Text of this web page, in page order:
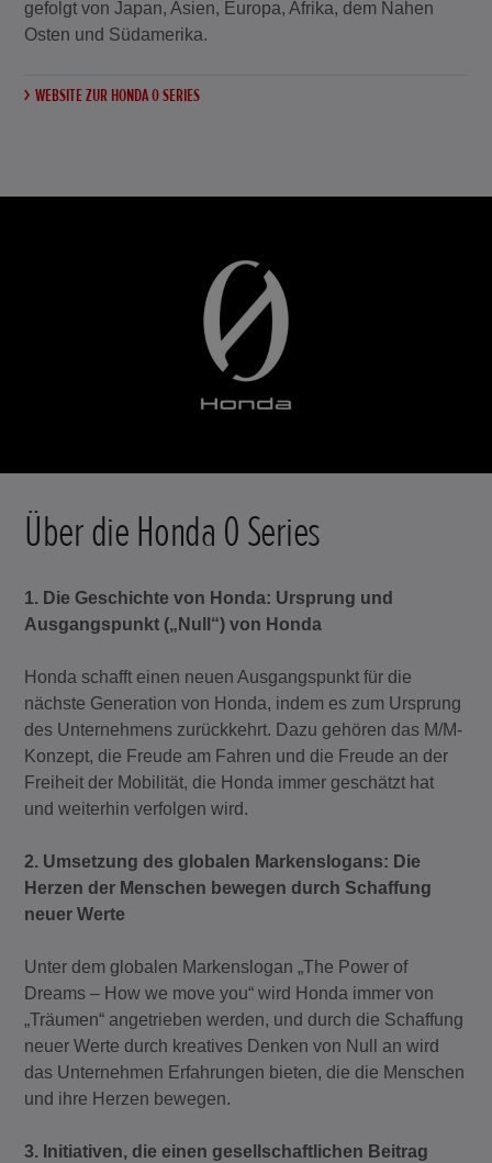
gefolgt von Japan, Asien, Europa, Afrika, dem Nahen
Osten und Südamerika.
WEBSITE ZUR HONDA 0 SERIES
Über die Honda 0 Series
1. Die Geschichte von Honda: Ursprung und
Ausgangspunkt („Null“) von Honda
Honda schafft einen neuen Ausgangspunkt für die
nächste Generation von Honda, indem es zum Ursprung
des Unternehmens zurückkehrt. Dazu gehören das M/M-
Konzept, die Freude am Fahren und die Freude an der
Freiheit der Mobilität, die Honda immer geschätzt hat
und weiterhin verfolgen wird.
2. Umsetzung des globalen Markenslogans: Die
Herzen der Menschen bewegen durch Schaffung
neuer Werte
Unter dem globalen Markenslogan „The Power of
Dreams – How we move you“ wird Honda immer von
„Träumen“ angetrieben werden, und durch die Schaffung
neuer Werte durch kreatives Denken von Null an wird
das Unternehmen Erfahrungen bieten, die die Menschen
und ihre Herzen bewegen.
3. Initiativen, die einen gesellschaftlichen Beitrag